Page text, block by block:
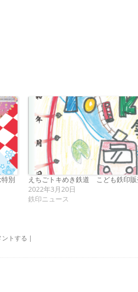
別
えちごトキめき鉄道 こども鉄印販
2022年3月20日
鉄印ニュース
ントする |